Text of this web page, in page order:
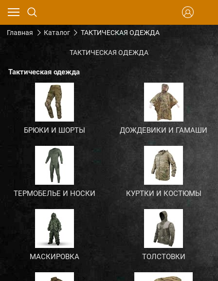
Главная Каталог ТАКТИЧЕСКАЯ ОДЕЖДА
ТАКТИЧЕСКАЯ ОДЕЖДА
Тактическая одежда
БРЮКИ И ШОРТЫ ДОЖДЕВИКИ И ГАМАШИ
ТЕРМОБЕЛЬЕ И НОСКИ КУРТКИ И КОСТЮМЫ
МАСКИРОВКА ТОЛСТОВКИ